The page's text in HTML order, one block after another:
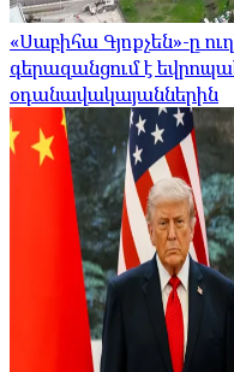
«Սաբիհա Գյոքչեն»-ը
գերազանցում է
օդանավակայաններին